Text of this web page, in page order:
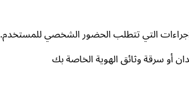
التي تتطلب الحضور الشخصي للمستخدم.
أو سرقة وثائق الهوية الخاصة بك